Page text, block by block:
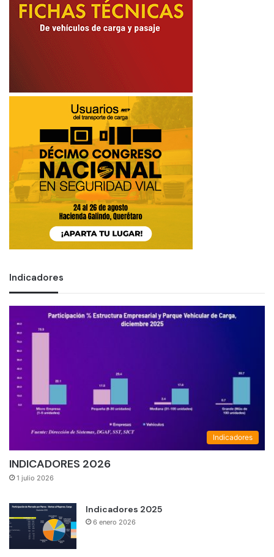
Indicadores
Indicadores
INDICADORES 2026
1 julio 2026
Indicadores 2025
6 enero 2026